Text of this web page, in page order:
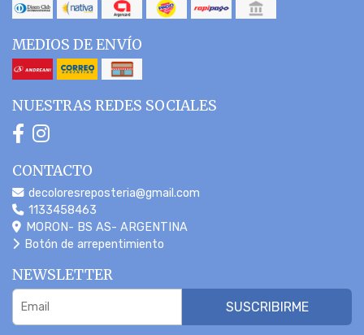
MEDIOS DE ENVÍO
NUESTRAS REDES SOCIALES
CONTACTO
decoloresreposteria@gmail.com
1133458463
MORON- BS AS- ARGENTINA
Botón de arrepentimiento
NEWSLETTER
SUSCRIBIRME